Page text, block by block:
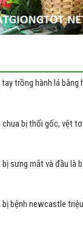
tay trồng hành lá bằng
chua bị thối gốc, vệt
bị sưng mắt và đầu là
bị bệnh newcastle